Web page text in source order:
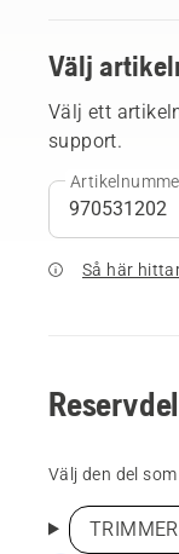
Välj
Välj ett
support.
Så här
Välj den del